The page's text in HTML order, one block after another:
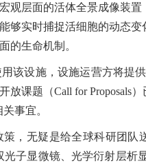
观层面的活体全景成像装
够实时捕捉活细胞的动态
的生命机制。
该设施，设施运营方将提
放课题（Call for
事宜。
，无疑是给全球科研团
子显微镜、光学衍射层